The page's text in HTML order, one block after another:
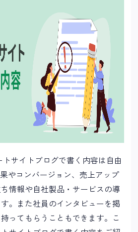
サイトブログで書く内容は自由
やコンバージョン、売上アップ
情報や自社製品・サービスの導
。また社員のインタビューを掲
ってもらうこともできます。こ